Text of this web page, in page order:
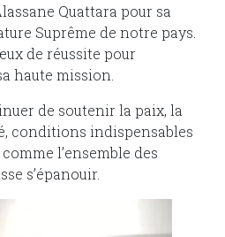
Quattara pour sa
Suprême de notre pays.
de réussite pour
haute mission.
de soutenir la paix, la
conditions indispensables
l’ensemble des
s’épanouir.